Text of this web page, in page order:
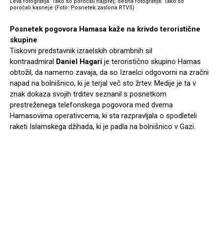
poročali kasneje (Foto: Posnetek zaslona RTVS)
Posnetek pogovora Hamasa kaže na krivdo teroristične
skupine
Tiskovni predstavnik izraelskih obrambnih sil
kontraadmiral Daniel Hagari je teroristično skupino Hamas
obtožil, da namerno zavaja, da so Izraelci odgovorni na zračni
napad na bolnišnico, ki je terjal več sto žrtev. Medije je ta v
znak dokaza svojih trditev seznanil s posnetkom
prestreženega telefonskega pogovora med dvema
Hamasovima operativcema, ki sta razpravljala o spodleteli
raketi Islamskega džihada, ki je padla na bolnišnico v Gazi.